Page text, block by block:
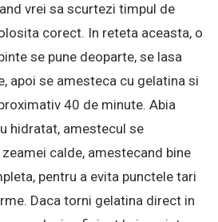
vrei sa scurtezi timpul de
corect. In reteta aceasta, o
se pune deoparte, se lasa
apoi se amesteca cu gelatina si
40 de minute. Abia
hidratat, amestecul se
calde, amestecand bine
pentru a evita punctele tari
Daca torni gelatina direct in